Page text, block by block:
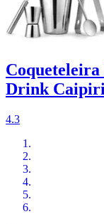
Drink
4.3